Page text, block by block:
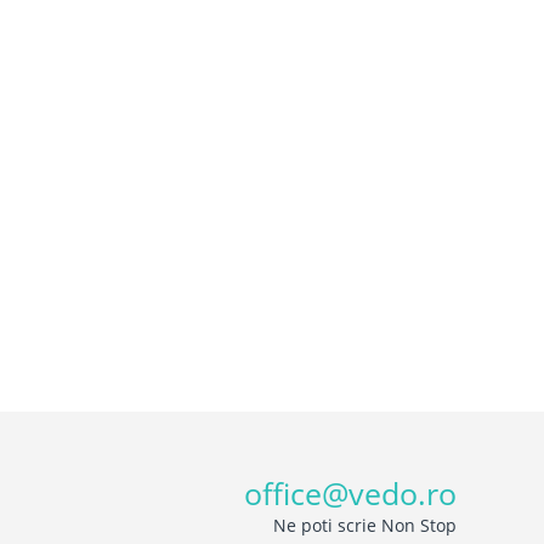
office@vedo.ro
Ne poti scrie Non Stop